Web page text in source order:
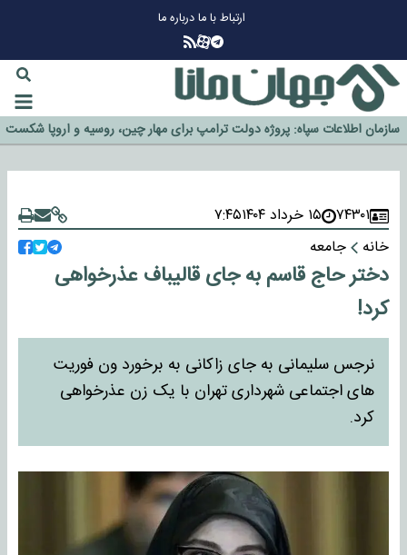
ارتباط با مادرباره ما
گزینه جدایی اوسمار روی میز مدیران پرسپولیس
آیا رئیس جمهور آمریکا قانون را دور می‌زند؟
اخراج رسمی چهره نامدار از پرسپولیس
سازمان اطلاعات سپاه: پروژه دولت ترامپ برای مهار چین، روسیه و اروپا شکست
خورد
۷۴۳۰۱ ۱۵ خرداد ۱۴۰۴
۷:۴۵
خانه
جامعه
دختر حاج قاسم به جای قالیباف عذرخواهی
کرد!
نرجس سلیمانی به جای زاکانی به برخورد ون فوریت
های اجتماعی شهرداری تهران با یک زن عذرخواهی
کرد.